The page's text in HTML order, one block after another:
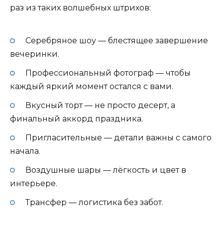
раз из таких волшебных штрихов:
Серебряное шоу — блестящее завершение
вечеринки.
Профессиональный фотограф — чтобы
каждый яркий момент остался с вами.
Вкусный торт — не просто десерт, а
финальный аккорд праздника.
Пригласительные — детали важны с самого
начала.
Воздушные шары — лёгкость и цвет в
интерьере.
Трансфер — логистика без забот.